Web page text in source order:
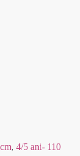
, 4/5 ani- 110